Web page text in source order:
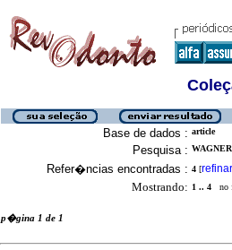
Base de dados : article
Pesquisa :
Refer�ncias encontradas : 4 [refinar
Mostrando: 1 .. 4 no
p�gina 1 de 1